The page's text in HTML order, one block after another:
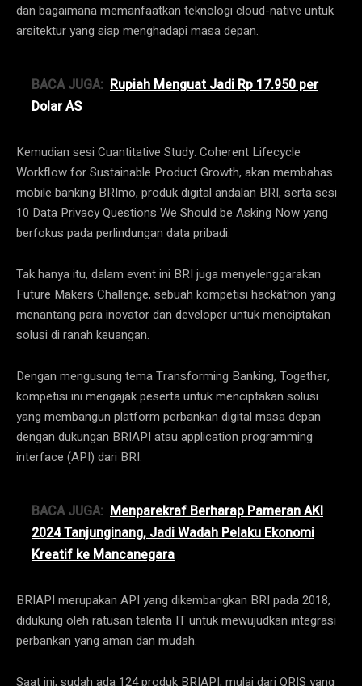
dan bagaimana memanfaatkan teknologi cloud-native untuk
arsitektur yang siap menghadapi masa depan.
BACA JUGA: Rupiah Menguat Jadi Rp 17.950 per
Dolar AS
Kemudian sesi Cuantitative Study: Coherent Lifecycle
Workflow for Sustainable Product Growth, akan membahas
mobile banking BRImo, produk digital andalan BRI, serta sesi
10 Data Privacy Questions We Should be Asking Now yang
berfokus pada perlindungan data pribadi.
Tak hanya itu, dalam event ini BRI juga menyelenggarakan
Future Makers Challenge, sebuah kompetisi hackathon yang
menantang para inovator dan developer untuk menciptakan
solusi di ranah keuangan.
Dengan mengusung tema Transforming Banking, Together,
kompetisi ini mengajak peserta untuk menciptakan solusi
yang membangun platform perbankan digital masa depan
dengan dukungan BRIAPI atau application programming
interface (API) dari BRI.
BACA JUGA: Menparekraf Berharap Pameran AKI
2024 Tanjunginang, Jadi Wadah Pelaku Ekonomi
Kreatif ke Mancanegara
BRIAPI merupakan API yang dikembangkan BRI pada 2018,
didukung oleh ratusan talenta IT untuk mewujudkan integrasi
perbankan yang aman dan mudah.
Saat ini, sudah ada 124 produk BRIAPI, mulai dari QRIS yang